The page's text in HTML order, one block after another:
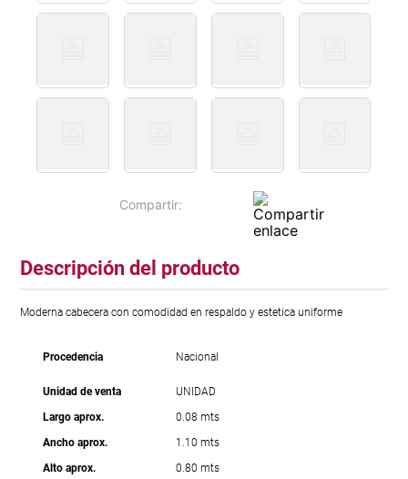
Descripción del producto
Moderna cabecera con comodidad en respaldo y estetica uniforme
Procedencia Nacional
Unidad de venta
UNIDAD
Largo aprox.
0.08 mts
Ancho aprox.
1.10 mts
Alto aprox.
0.80 mts